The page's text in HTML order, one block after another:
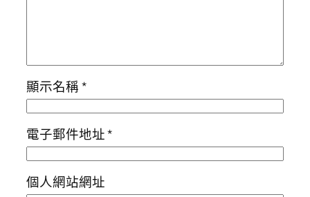
顯示名稱*
電子郵件地址*
個人網站網址